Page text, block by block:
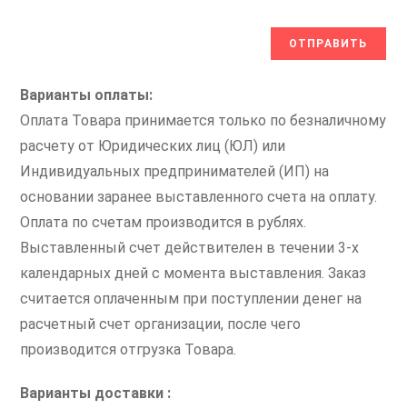
Варианты оплаты:
Оплата Товара принимается только по безналичному
расчету от Юридических лиц (ЮЛ) или
Индивидуальных предпринимателей (ИП) на
основании заранее выставленного счета на оплату.
Оплата по счетам производится в рублях.
Выставленный счет действителен в течении 3-х
календарных дней с момента выставления. Заказ
считается оплаченным при поступлении денег на
расчетный счет организации, после чего
производится отгрузка Товара.
Варианты доставки :